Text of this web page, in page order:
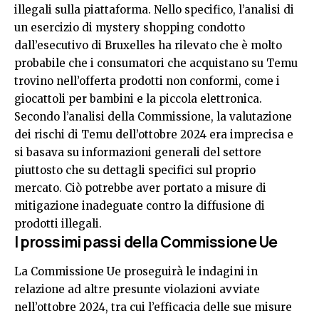
illegali sulla piattaforma. Nello specifico, l’analisi di
un esercizio di mystery shopping condotto
dall’esecutivo di Bruxelles ha rilevato che è molto
probabile che i consumatori che acquistano su Temu
trovino nell’offerta prodotti non conformi, come i
giocattoli per bambini e la piccola elettronica.
Secondo l’analisi della Commissione, la valutazione
dei rischi di Temu dell’ottobre 2024 era imprecisa e
si basava su informazioni generali del settore
piuttosto che su dettagli specifici sul proprio
mercato. Ciò potrebbe aver portato a misure di
mitigazione inadeguate contro la diffusione di
prodotti illegali.
I prossimi passi della Commissione Ue
La Commissione Ue proseguirà le indagini in
relazione ad altre presunte violazioni avviate
nell’ottobre 2024, tra cui l’efficacia delle sue misure